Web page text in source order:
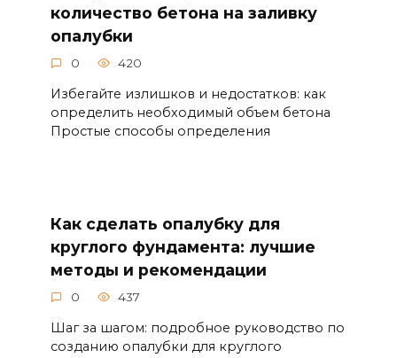
количество бетона на заливку
опалубки
0 420
Избегайте излишков и недостатков: как
определить необходимый объем бетона
Простые способы определения
Как сделать опалубку для
круглого фундамента: лучшие
методы и рекомендации
0 437
Шаг за шагом: подробное руководство по
созданию опалубки для круглого